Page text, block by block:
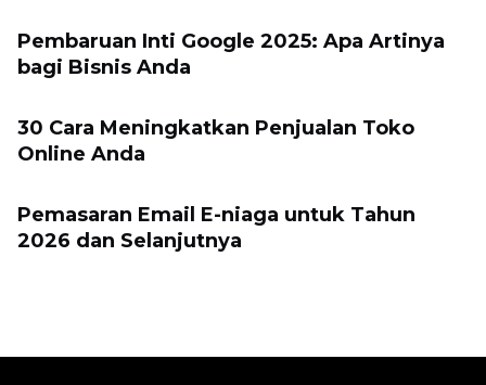
Pembaruan Inti Google 2025: Apa Artinya
bagi Bisnis Anda
30 Cara Meningkatkan Penjualan Toko
Online Anda
Pemasaran Email E-niaga untuk Tahun
2026 dan Selanjutnya